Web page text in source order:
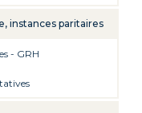
instances paritaires
- GRH